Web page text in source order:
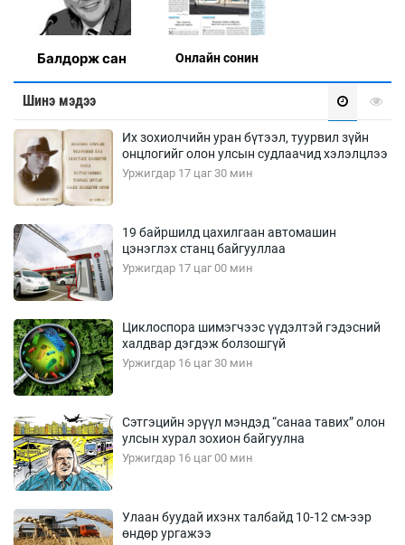
Балдорж сан Онлaйн сонин
Шинэ мэдээ
Их зохиолчийн уран бүтээл, туурвил зүйн
онцлогийг олон улсын судлаачид хэлэлцлээ
Уржигдар 17 цаг 30 мин
19 байршилд цахилгаан автомашин
цэнэглэх станц байгууллаа
Уржигдар 17 цаг 00 мин
Циклоспора шимэгчээс үүдэлтэй гэдэсний
халдвар дэгдэж болзошгүй
Уржигдар 16 цаг 30 мин
Сэтгэцийн эрүүл мэндэд “санаа тавих” олон
улсын хурал зохион байгуулна
Уржигдар 16 цаг 00 мин
Улаан буудай ихэнх талбайд 10-12 см-ээр
өндөр ургажээ